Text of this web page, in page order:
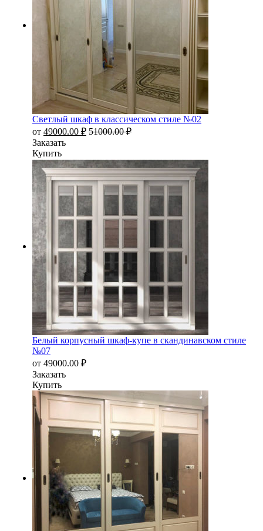
Светлый шкаф в классическом стиле №02
от 49000.00 ₽ 51000.00₽
Заказать
Купить
Белый корпусный шкаф-купе в скандинавском стиле
№07
от 49000.00 ₽
Заказать
Купить